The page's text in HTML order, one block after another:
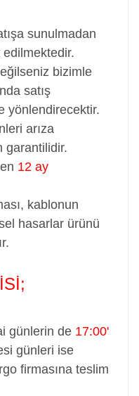
sunulmadan
bizimle
satış
yönlendirecektir.
arıza
garantilidir.
12 ay
kablonun
hasarlar ürünü
günlerin de 17:00'
günleri ise
firmasına teslim